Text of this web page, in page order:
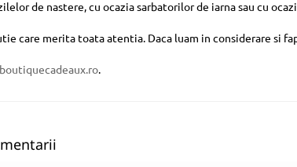
de nastere, cu ocazia sarbatorilor de iarna sau cu
care merita toata atentia. Daca luam in considerare si
.